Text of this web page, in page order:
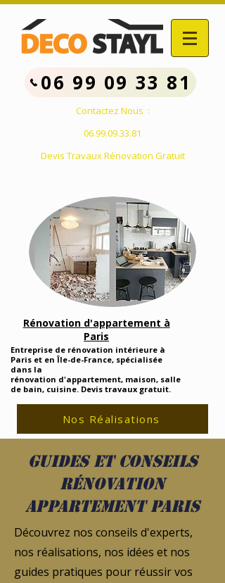
06 99 09 33 81
Contactez Nous :
06.99.09.33.81
Devis Travaux Rénovation Gratuit
Rénovation d'appartement à
Paris
Entreprise de rénovation intérieure à
Paris et en Île-de-France, spécialisée
dans la
rénovation d'appartement, maison, salle
de bain, cuisine. Devis travaux gratuit.
Nos Réalisations
Guides et conseils
rénovation
appartement Paris
Découvrez nos conseils d'experts,
nos réalisations, nos idées et nos
guides pratiques pour réussir vos